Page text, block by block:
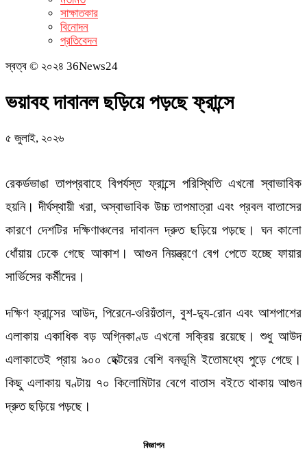
সাক্ষাতকার
বিনোদন
প্রতিবেদন
স্বত্ব © ২০২৪ 36News24
ভয়াবহ দাবানল ছড়িয়ে পড়ছে ফ্রান্সে
৫ জুলাই, ২০২৬
রেকর্ডভাঙা তাপপ্রবাহে বিপর্যস্ত ফ্রান্সে পরিস্থিতি এখনো স্বাভাবিক
হয়নি। দীর্ঘস্থায়ী খরা, অস্বাভাবিক উচ্চ তাপমাত্রা এবং প্রবল বাতাসের
কারণে দেশটির দক্ষিণাঞ্চলের দাবানল দ্রুত ছড়িয়ে পড়ছে। ঘন কালো
ধোঁয়ায় ঢেকে গেছে আকাশ। আগুন নিয়ন্ত্রণে বেগ পেতে হচ্ছে ফায়ার
সার্ভিসের কর্মীদের।
দক্ষিণ ফ্রান্সের আউদ, পিরেনে-ওরিয়ঁতাল, বুশ-দ্যু-রোন এবং আশপাশের
এলাকায় একাধিক বড় অগ্নিকাণ্ড এখনো সক্রিয় রয়েছে। শুধু আউদ
এলাকাতেই প্রায় ৯০০ হেক্টরের বেশি বনভূমি ইতোমধ্যে পুড়ে গেছে।
কিছু এলাকায় ঘণ্টায় ৭০ কিলোমিটার বেগে বাতাস বইতে থাকায় আগুন
দ্রুত ছড়িয়ে পড়ছে।
বিজ্ঞাপন